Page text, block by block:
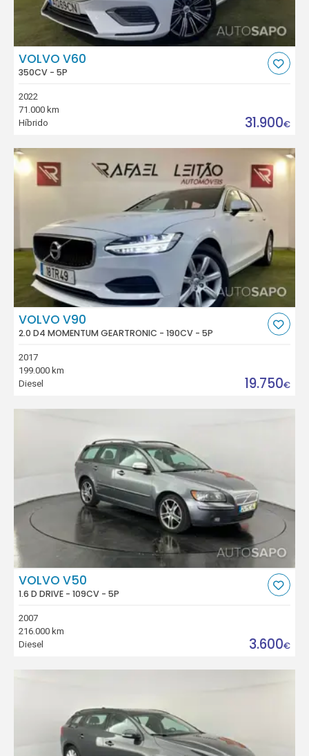
VOLVO V60
350CV - 5P
2022
71.000 km
Híbrido
31.900€
VOLVO V90
2.0 D4 MOMENTUM GEARTRONIC - 190CV - 5P
2017
199.000 km
Diesel
19.750€
VOLVO V50
1.6 D DRIVE - 109CV - 5P
2007
216.000 km
Diesel
3.600€